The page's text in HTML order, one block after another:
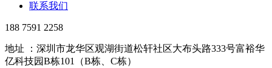
联系我们
188 7591 2258
地址 ：深圳市龙华区观湖街道松轩社区大布头路333号富裕华
亿科技园B栋101（B栋、C栋）